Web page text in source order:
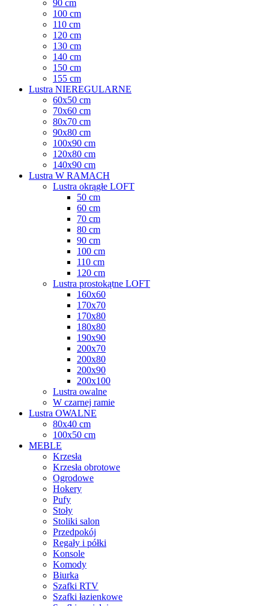
90 cm
100 cm
110 cm
120 cm
130 cm
140 cm
150 cm
155 cm
Lustra NIEREGULARNE
60x50 cm
70x60 cm
80x70 cm
90x80 cm
100x90 cm
120x80 cm
140x90 cm
Lustra W RAMACH
Lustra okrągłe LOFT
50 cm
60 cm
70 cm
80 cm
90 cm
100 cm
110 cm
120 cm
Lustra prostokątne LOFT
160x60
170x70
170x80
180x80
190x90
200x70
200x80
200x90
200x100
Lustra owalne
W czarnej ramie
Lustra OWALNE
80x40 cm
100x50 cm
MEBLE
Krzesła
Krzesła obrotowe
Ogrodowe
Hokery
Pufy
Stoły
Stoliki salon
Przedpokój
Regały i półki
Konsole
Komody
Biurka
Szafki RTV
Szafki łazienkowe